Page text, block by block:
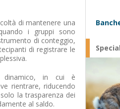
di mantenere una
i gruppi sono
di conteggio,
di registrare le
dinamico, in cui è
rientrare, riducendo
la trasparenza dei
al saldo.